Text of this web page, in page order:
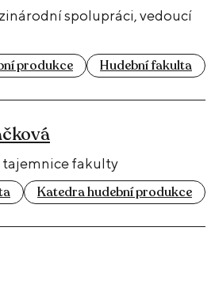
spolupráci, vedoucí
produkce Hudební fakulta
tajemnice fakulty
Katedra hudební produkce